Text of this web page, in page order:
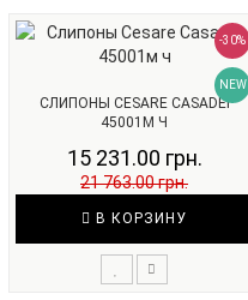
-30%
NEW
СЛИПОНЫ CESARE CASADEI
45001М Ч
15 231.00 грн.
21 763.00 грн.
В КОРЗИНУ